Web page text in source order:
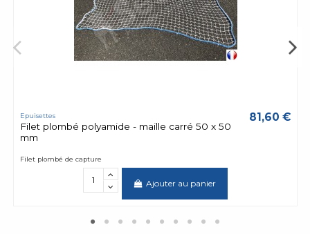
Epuisettes
Filet plombé polyamide - maille carré 50 x 50
mm
81,60 €
Filet plombé de capture
Ajouter au panier